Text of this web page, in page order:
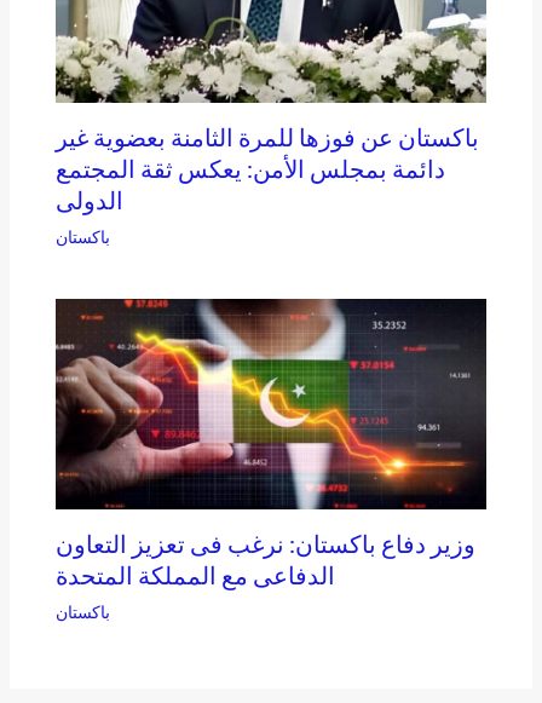
باكستان عن فوزها للمرة الثامنة بعضوية غير
دائمة بمجلس الأمن: يعكس ثقة المجتمع
الدولى
باكستان
وزير دفاع باكستان: نرغب فى تعزيز التعاون
الدفاعى مع المملكة المتحدة
باكستان